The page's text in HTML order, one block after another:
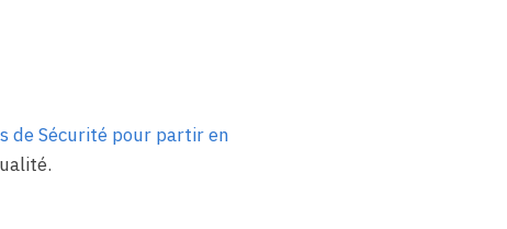
de Sécurité pour partir en